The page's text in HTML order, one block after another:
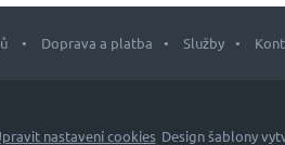
Doprava a platba Služby
nastavení cookies Design šablony